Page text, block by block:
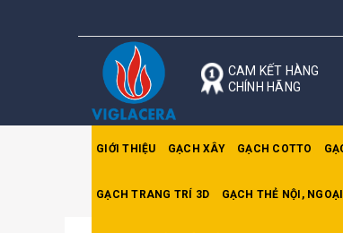
CAM KẾT HÀNG
CHÍNH HÃNG
GIỚI THIỆU GẠCH XÂY GẠCH COTTO
GẠCH TRANG TRÍ 3D GẠCH THẺ NỘI,